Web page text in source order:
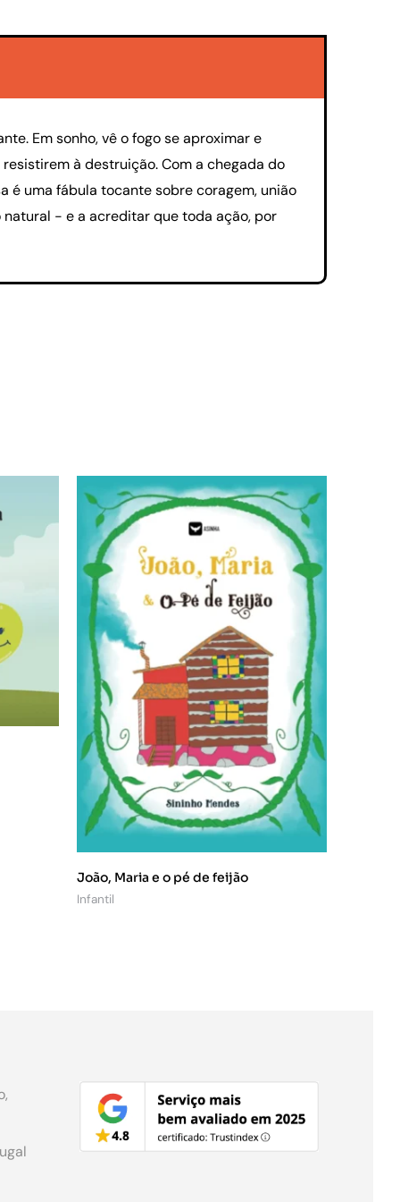
Em sonho, vê o fogo se aproximar e
à destruição. Com a chegada do
é uma fábula tocante sobre coragem, união
- e a acreditar que toda ação, por
João, Maria e o pé de feijão
Infantil